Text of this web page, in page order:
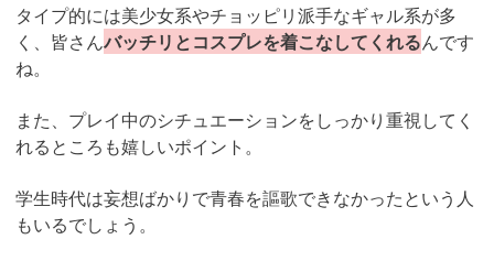
タイプ的には美少女系やチョッピリ派手なギャル系が多
く、皆さんバッチリとコスプレを着こなしてくれるんです
ね。
また、プレイ中のシチュエーションをしっかり重視してく
れるところも嬉しいポイント。
学生時代は妄想ばかりで青春を謳歌できなかったという人
もいるでしょう。